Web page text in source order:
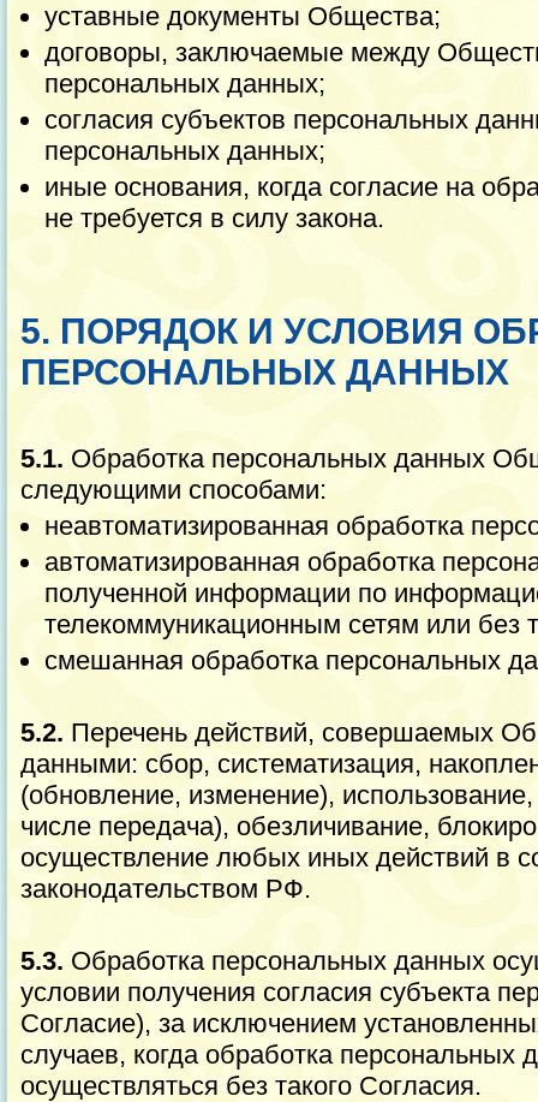
уставные документы Общества;
договоры, заключаемые между
персональных данных;
согласия субъектов персональных
персональных данных;
иные основания, когда согласие на
не требуется в силу закона.
5. ПОРЯДОК И УСЛОВИЯ
ПЕРСОНАЛЬНЫХ ДАННЫХ
5.1. Обработка персональных данных
следующими способами:
неавтоматизированная обработка
автоматизированная обработка
полученной информации по
телекоммуникационным сетям или без
смешанная обработка персональных
5.2. Перечень действий, совершаемых
данными: сбор, систематизация,
(обновление, изменение),
числе передача), обезличивание,
осуществление любых иных действий в
законодательством РФ.
5.3. Обработка персональных данных
условии получения согласия субъекта
Согласие), за исключением
случаев, когда обработка персональных
осуществляться без такого Согласия.